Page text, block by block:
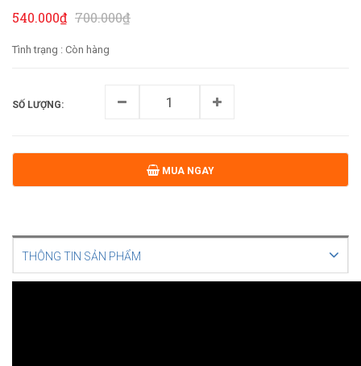
540.000₫ 700.000₫
Tình trạng : Còn hàng
SỐ LƯỢNG:
MUA NGAY
THÔNG TIN SẢN PHẨM